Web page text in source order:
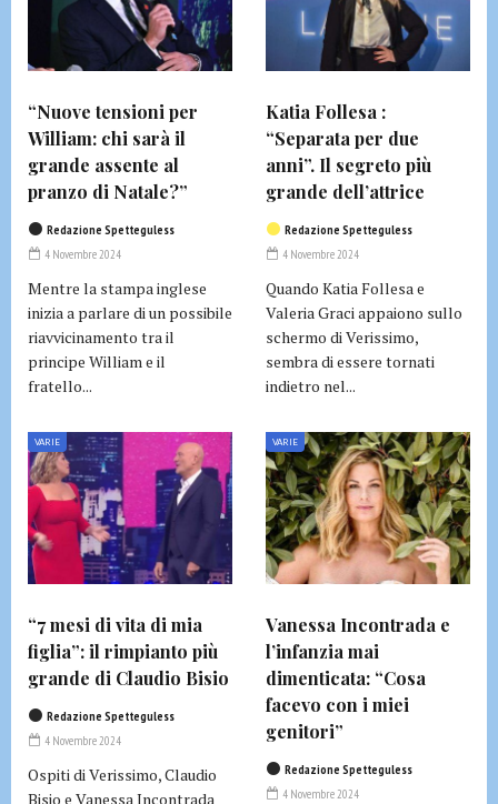
“Nuove tensioni per
William: chi sarà il
grande assente al
pranzo di Natale?”
Redazione Spetteguless
4 Novembre 2024
Mentre la stampa inglese
inizia a parlare di un possibile
riavvicinamento tra il
principe William e il
fratello...
Katia Follesa :
“Separata per due
anni”. Il segreto più
grande dell’attrice
Redazione Spetteguless
4 Novembre 2024
Quando Katia Follesa e
Valeria Graci appaiono sullo
schermo di Verissimo,
sembra di essere tornati
indietro nel...
VARIE
“7 mesi di vita di mia
figlia”: il rimpianto più
grande di Claudio Bisio
Redazione Spetteguless
4 Novembre 2024
Ospiti di Verissimo, Claudio
Bisio e Vanessa Incontrada
VARIE
Vanessa Incontrada e
l’infanzia mai
dimenticata: “Cosa
facevo con i miei
genitori”
Redazione Spetteguless
4 Novembre 2024